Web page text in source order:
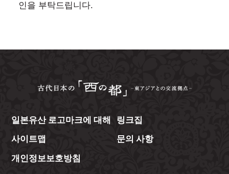
인을 부탁드립니다.
일본유산 로고마크에 대해
링크집
사이트맵
문의 사항
개인정보보호방침